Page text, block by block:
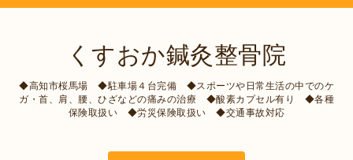
くすおか鍼灸整骨院
◆高知市桜馬場 ◆駐車場４台完備 ◆スポーツや日常生活の中でのケ
ガ・首、肩、腰、ひざなどの痛みの治療 ◆酸素カプセル有り ◆各種
保険取扱い ◆労災保険取扱い ◆交通事故対応